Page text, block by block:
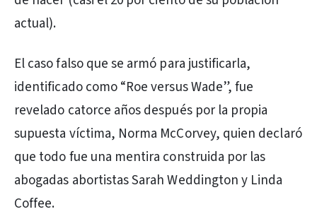
actual).
El caso falso que se armó para justificarla,
identificado como “Roe versus Wade”, fue
revelado catorce años después por la propia
supuesta víctima, Norma McCorvey, quien declaró
que todo fue una mentira construida por las
abogadas abortistas Sarah Weddington y Linda
Coffee.